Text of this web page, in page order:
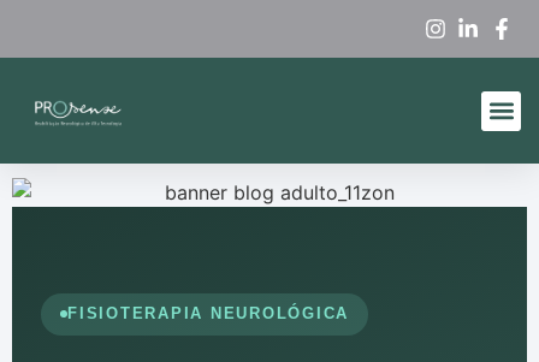
FISIOTERAPIA NEUROLÓGICA